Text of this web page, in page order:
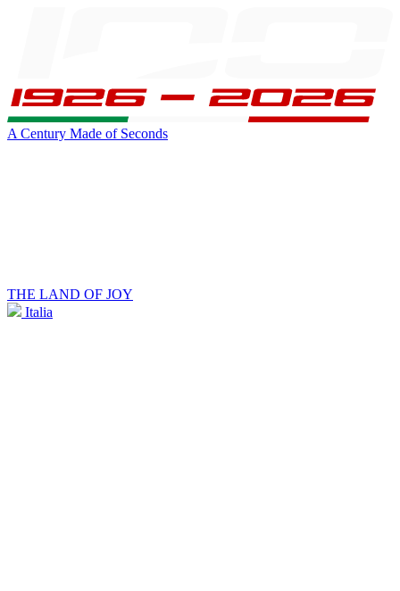
A Century Made of Seconds
THE LAND OF JOY
Italia